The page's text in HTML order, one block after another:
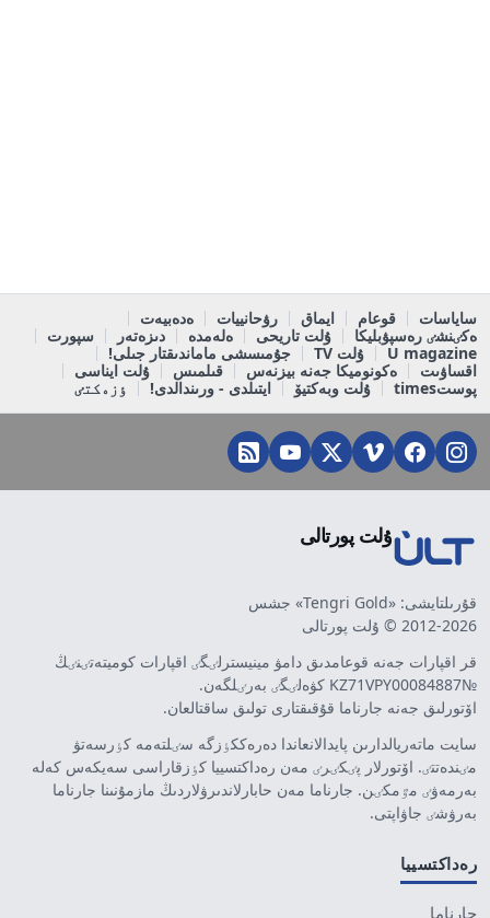
ساياسات قوعام ايماق رۋحانييات
ەدەبيەت
ەكٸنشٸ رەسپۋبليكا
ۇلت تاريحى ەلەمدە دىزەتەر
سپورت
U magazine
ۇلت TV
جۇمىسشى ماماندىقتار جىلى!
اقساۋىت
ەكونوميكا جەنە بيزنەس قىلمىس
ۇلت ايناسى
پوستtimes
ۇلت وبەكتيۆ ايتىلدى - ورىندالدى! ٶزەكتٸ
ۇلت پورتالى
قۇرىلتايشى: «Tengri Gold» جشس
2012-2026 © ۇلت پورتالى
قر اقپارات جەنە قوعامدىق دامۋ مينيسترلٸگٸ اقپارات كوميتەتٸنٸڭ
№KZ71VPY00084887 كۋەلٸگٸ بەرٸلگەن.
اۆتورلىق جەنە جارناما قۇقىقتارى تولىق ساقتالعان.
سايت ماتەريالدارىن پايدالانعاندا دەرەككٶزگە سٸلتەمە كٶرسەتۋ
مٸندەتتٸ. اۆتورلار پٸكٸرٸ مەن رەداكتسييا كٶزقاراسى سەيكەس كەلە
بەرمەۋٸ مٷمكٸن. جارناما مەن حابارلاندىرۋلاردىڭ مازمۇنىنا جارناما
بەرۋشٸ جاۋاپتى.
رەداكتسييا
جارناما